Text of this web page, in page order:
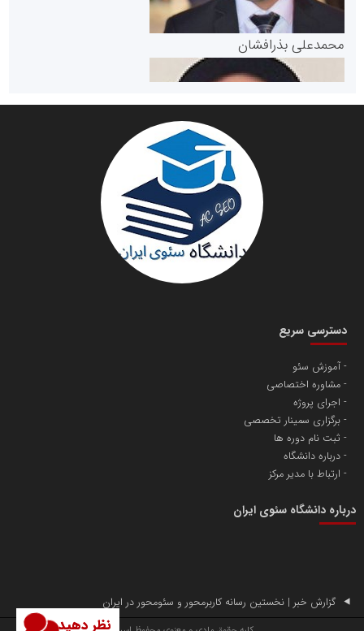
نظر دهید
پایگاه خبری گفتمان یزد
دانشگاه سئوی ایران
پایگاه اطلاع رسانی اعتلای نهادهای مردمی
سازمان صنعت،معدن و تجارت
آهن و فولاد غدیر ایرانیان
تامین آهن اسفنجی تولیدکنندگان فولاد در کشور
محمدعلی بذرافشان
مریم حاج نوروز نظری
مسعودصادقی
دسترسی سریع
آموزش سئو
مشاوره اختصاصی
اجرای پروژه
برگزاری سمینار تخصصی
ثبت نام دوره ها
درباره دانشگاه
ارتباط با مدیر مرکز
درباره دانشگاه سئوی ایران
گزارش خبر | نخستین رسانه کاربرمحور و سئومحور در ایران